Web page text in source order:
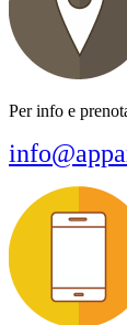
Per info e